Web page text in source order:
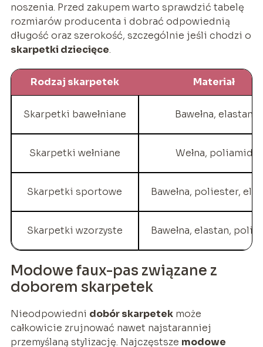
noszenia. Przed zakupem warto sprawdzić tabelę
rozmiarów producenta i dobrać odpowiednią
długość oraz szerokość, szczególnie jeśli chodzi o
skarpetki dziecięce.
Rodzaj skarpetek Materiał
Skarpetki bawełniane Bawełna, elastan
Skarpetki wełniane Wełna, poliamid
Skarpetki sportowe Bawełna, poliester,
Skarpetki wzorzyste Bawełna, elastan,
Modowe faux-pas związane z
doborem skarpetek
Nieodpowiedni dobór skarpetekmoże
całkowicie zrujnować nawet najstaranniej
przemyślaną stylizację. Najczęstsze modowe